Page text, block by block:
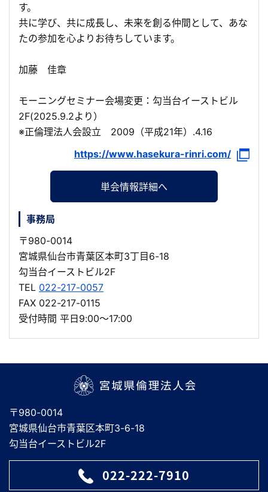
す。
共に学び、共に成長し、未来を創る仲間として、あな
たの参加を心よりお待ちしています。
加藤 佳章
モーニングセミナー会場変更：勾当台イーストビル
2F(2025.9.2より）
※正倫理法人会設立 2009（平成21年）.4.16
https://www.hasekura-rinri.com/
単会情報詳細へ
事務局
〒980-0014
宮城県仙台市青葉区本町3丁目6-18
勾当台イーストビル2F
TEL 022-217-0057
FAX 022-217-0115
受付時間 平日9:00～17:00
〒980-0014
宮城県仙台市青葉区本町3-6-18
勾当台イーストビル2F
022-222-7910